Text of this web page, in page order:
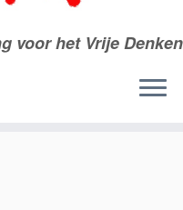
voor het Vrije Denken